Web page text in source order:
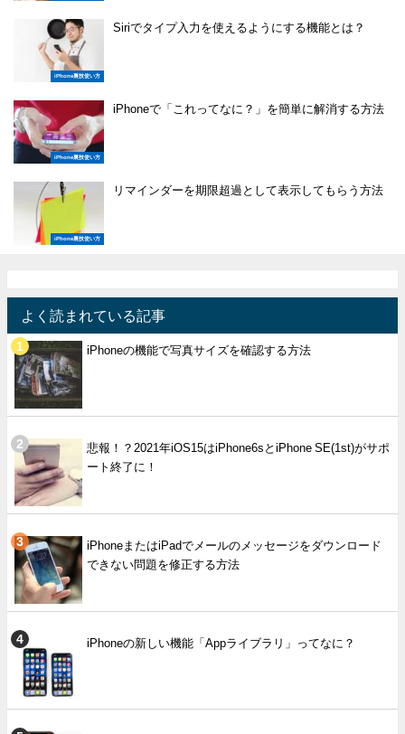
iPhone裏技使い方
Siriでタイプ入力を使えるようにする機能とは？
iPhone裏技使い方
iPhoneで「これってなに？」を簡単に解消する方法
iPhone裏技使い方
リマインダーを期限超過として表示してもらう方法
よく読まれている記事
iPhoneの機能で写真サイズを確認する方法
悲報！？2021年iOS15はiPhone6sとiPhone SE(1st)がサポ
ート終了に！
iPhoneまたはiPadでメールのメッセージをダウンロード
できない問題を修正する方法
iPhoneの新しい機能「Appライブラリ」ってなに？